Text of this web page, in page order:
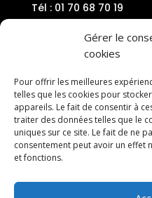
Gérer le
cookies
Pour offrir les meilleures
telles que les cookies pour
appareils. Le fait de consentir à
traiter des données telles que le
uniques sur ce site. Le fait de ne
consentement peut avoir un effet
et fonctions.
Tél : 01 70 68 70 19
Mail :